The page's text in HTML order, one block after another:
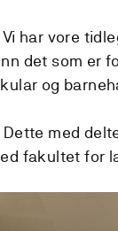
har vore
det som er
og
med
fakultet for